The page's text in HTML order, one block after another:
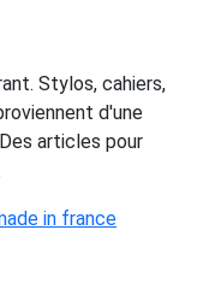
Stylos, cahiers,
d'une
articles pour
in france